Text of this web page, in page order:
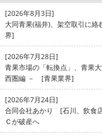
[2026年8月3日]
大同青果(福井)、架空取引に
界]
[2026年7月28日]
青果市場の「転換点」、青果
西圏編 － [青果業界]
[2026年7月24日]
合同会社あかり [石川、飲食
Ｃが破産へ